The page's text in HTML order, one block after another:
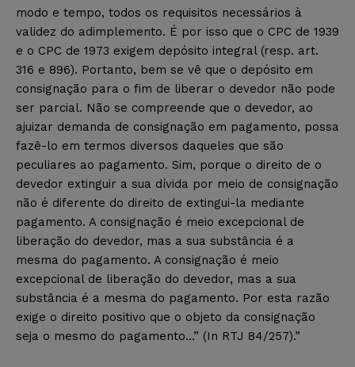
modo e tempo, todos os requisitos necessários à
validez do adimplemento. É por isso que o CPC de 1939
e o CPC de 1973 exigem depósito integral (resp. art.
316 e 896). Portanto, bem se vê que o depósito em
consignação para o fim de liberar o devedor não pode
ser parcial. Não se compreende que o devedor, ao
ajuizar demanda de consignação em pagamento, possa
fazê-lo em termos diversos daqueles que são
peculiares ao pagamento. Sim, porque o direito de o
devedor extinguir a sua dívida por meio de consignação
não é diferente do direito de extingui-la mediante
pagamento. A consignação é meio excepcional de
liberação do devedor, mas a sua substância é a
mesma do pagamento. A consignação é meio
excepcional de liberação do devedor, mas a sua
substância é a mesma do pagamento. Por esta razão
exige o direito positivo que o objeto da consignação
seja o mesmo do pagamento…” (In RTJ 84/257).”